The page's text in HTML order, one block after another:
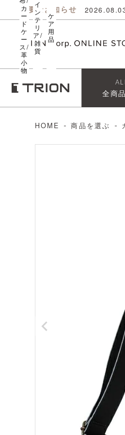
重要なお知らせ
ALL
全商
カ
ー
ド
ケ
ー
ス/
革
小
物
イ
ン
テ
リ
ア/
雑
貨
ケ
ア
用
品
HOME 商品を選ぶ